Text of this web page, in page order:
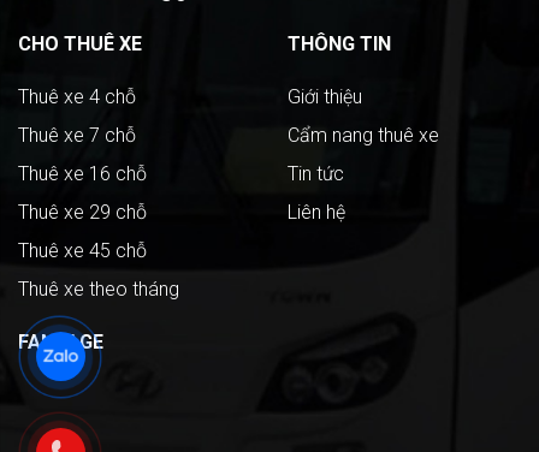
CHO THUÊ XE
Thuê xe 4 chỗ
Thuê xe 7 chỗ
Thuê xe 16 chỗ
Thuê xe 29 chỗ
Thuê xe 45 chỗ
Thuê xe theo tháng
THÔNG TIN
Giới thiệu
Cẩm nang thuê xe
Tin tức
Liên hệ
FANPAGE